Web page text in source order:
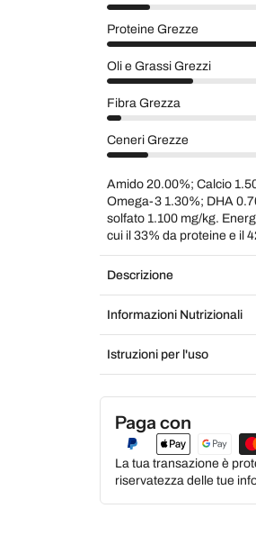
Proteine Grezze
Oli e Grassi Grezzi
Fibra Grezza
Ceneri Grezze
Amido 20.00%; Calcio
Omega-3 1.30%; DHA
solfato 1.100 mg/kg.
cui il 33% da proteine e il
Descrizione
Informazioni Nutrizionali
Istruzioni per l'uso
Paga con
La tua transazione è
riservatezza delle tue